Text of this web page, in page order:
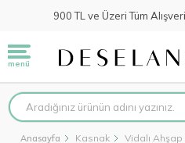
900 TL ve Üzeri Tüm
menü
Anasayfa Kasnak Vidalı